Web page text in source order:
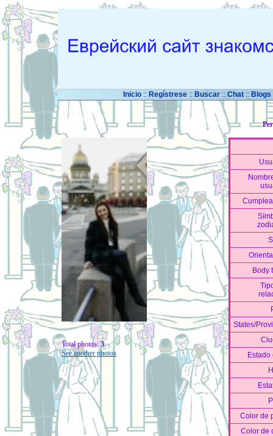
Inicio :: Regístrese:: Buscar :: Chat :: Blogs
Total photos:3
See another photos
Body
States/
Estado
Color de
Color de